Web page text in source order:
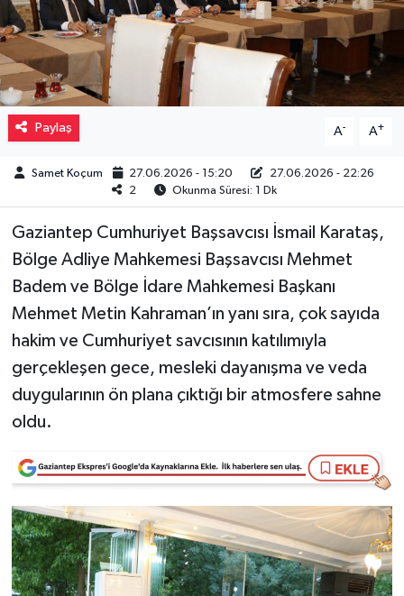
Paylaş A- A+
Samet Koçum 27.06.2026 - 15:20
27.06.2026 - 22:26
2
Okunma Süresi: 1 Dk
Gaziantep Cumhuriyet Başsavcısı İsmail Karataş,
Bölge Adliye Mahkemesi Başsavcısı Mehmet
Badem ve Bölge İdare Mahkemesi Başkanı
Mehmet Metin Kahraman’ın yanı sıra, çok sayıda
hakim ve Cumhuriyet savcısının katılımıyla
gerçekleşen gece, mesleki dayanışma ve veda
duygularının ön plana çıktığı bir atmosfere sahne
oldu.
Piyasa
Resmi İlanlar
Sağlık
Teknoloji
Türkiye
Video Haber
Yaşam
Yeme-İçme
Yemek